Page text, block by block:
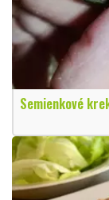
Semienkové